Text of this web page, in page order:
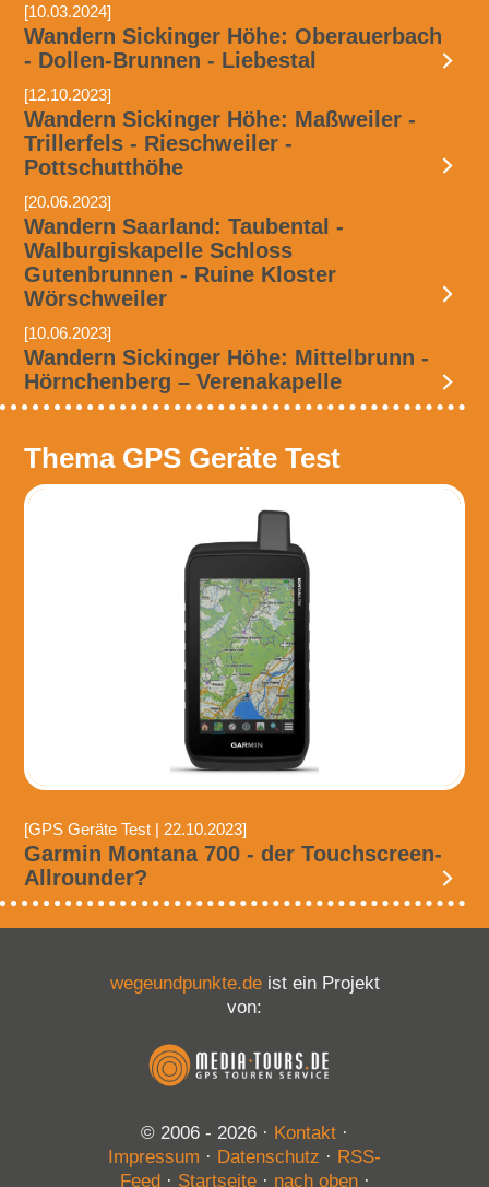
[10.03.2024]
Wandern Sickinger Höhe: Oberauerbach
- Dollen-Brunnen - Liebestal
[12.10.2023]
Wandern Sickinger Höhe: Maßweiler -
Trillerfels - Rieschweiler -
Pottschutthöhe
[20.06.2023]
Wandern Saarland: Taubental -
Walburgiskapelle Schloss
Gutenbrunnen - Ruine Kloster
Wörschweiler
[10.06.2023]
Wandern Sickinger Höhe: Mittelbrunn -
Hörnchenberg – Verenakapelle
Thema GPS Geräte Test
[GPS Geräte Test | 22.10.2023]
Garmin Montana 700 - der Touchscreen-
Allrounder?
wegeundpunkte.deist ein Projekt
von:
© 2006 - 2026 · Kontakt ·
Impressum · Datenschutz · RSS-
Feed· Startseite· nach oben·